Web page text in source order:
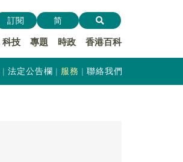
科技 專題 時政 香港百科
訂閱 简
法定公告欄 服務 聯絡我們